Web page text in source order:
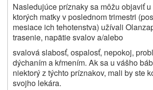
Nasledujúce príznaky sa môžu objaviť
ktorých matky v poslednom trimestri
mesiace ich tehotenstva) užívali
trasenie, napätie svalov a/alebo
svalová slabosť, ospalosť, nepokoj,
dýchaním a kŕmením. Ak sa u vášho
niektorý z týchto príznakov, mali by ste
svojho lekára.